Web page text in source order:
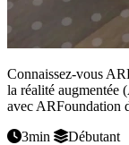
Connaissez-vous
la réalité augmentée
avec ARFoundation
3min
Débutant